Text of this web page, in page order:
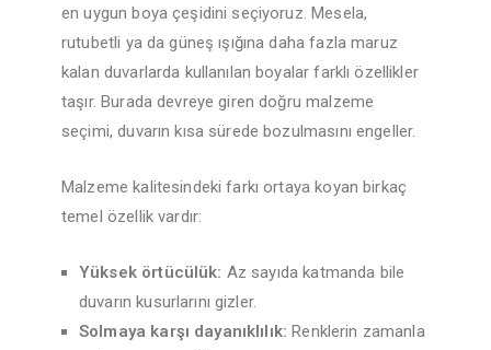
en uygun boya çeşidini seçiyoruz. Mesela,
rutubetli ya da güneş ışığına daha fazla maruz
kalan duvarlarda kullanılan boyalar farklı özellikler
taşır. Burada devreye giren doğru malzeme
seçimi, duvarın kısa sürede bozulmasını engeller.
Malzeme kalitesindeki farkı ortaya koyan birkaç
temel özellik vardır:
Yüksek örtücülük: Az sayıda katmanda bile
duvarın kusurlarını gizler.
Solmaya karşı dayanıklılık: Renklerin zamanla